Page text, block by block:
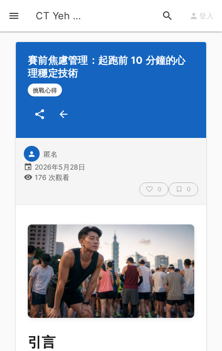
CT Yeh 公路車基地 登入
首頁 運動知識
賽前焦慮管理：起跑前 10 分鐘的心
理穩定技術
挑戰心得
匿名
2026年5月28日
176 次觀看
0 0
引言